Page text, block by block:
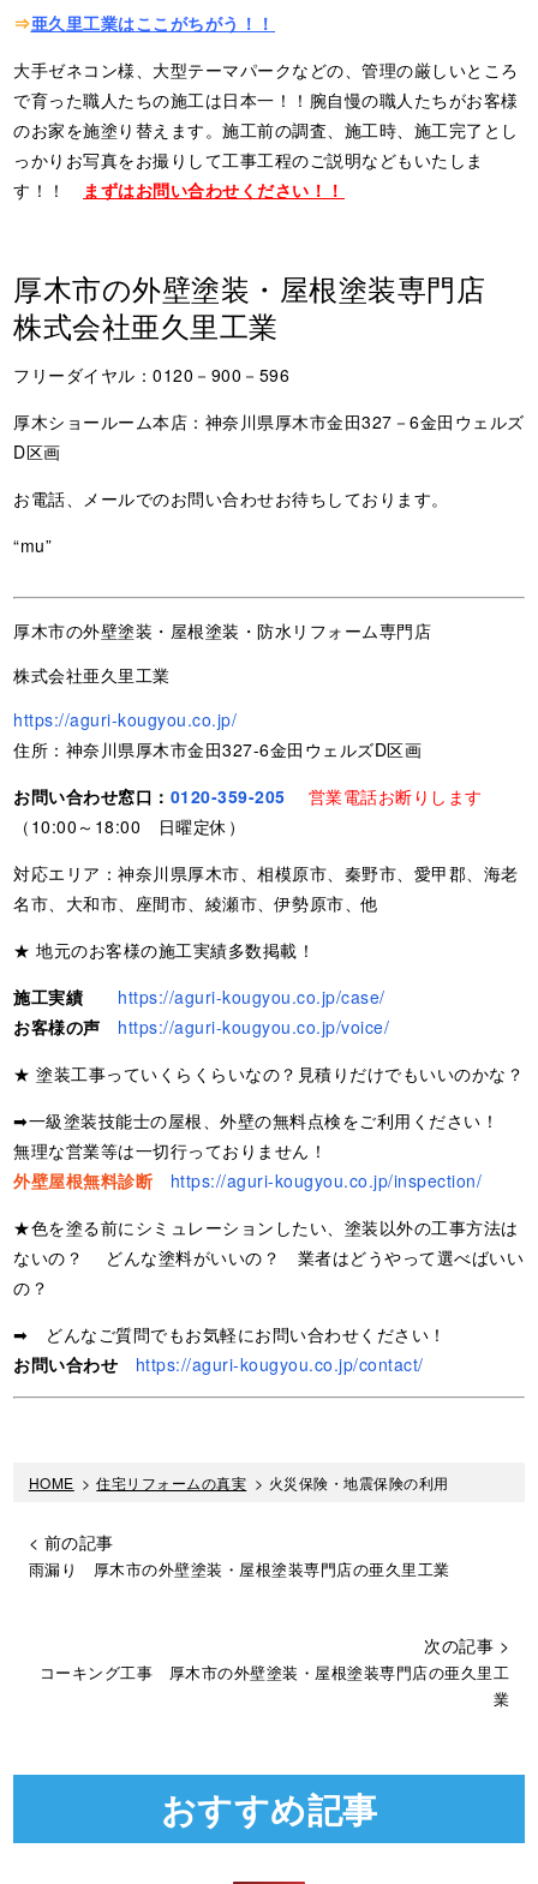
⇒亜久里工業はここがちがう！！
大手ゼネコン様、大型テーマパークなどの、管理の厳しいところ
で育った職人たちの施工は日本一！！腕自慢の職人たちがお客様
のお家を施塗り替えます。施工前の調査、施工時、施工完了とし
っかりお写真をお撮りして工事工程のご説明などもいたしま
す！！
まずはお問い合わせください！！
厚木市の外壁塗装・屋根塗装専門店
株式会社亜久里工業
フリーダイヤル：0120－900－596
厚木ショールーム本店：神奈川県厚木市金田327－6金田ウェルズ
D区画
お電話、メールでのお問い合わせお待ちしております。
“mu”
厚木市の外壁塗装・屋根塗装・防水リフォーム専門店
株式会社亜久里工業
https://aguri-kougyou.co.jp/
住所：神奈川県厚木市金田327-6金田ウェルズD区画
お問い合わせ窓口： 0120-359-205
営業電話お断りします
（10:00～18:00 日曜定休）
対応エリア：神奈川県厚木市、相模原市、秦野市、愛甲郡、海老
名市、大和市、座間市、綾瀬市、伊勢原市、他
★ 地元のお客様の施工実績多数掲載！
施工実績
https://aguri-kougyou.co.jp/case/
お客様の声
https://aguri-kougyou.co.jp/voice/
★ 塗装工事っていくらくらいなの？見積りだけでもいいのかな？
➡一級塗装技能士の屋根、外壁の無料点検をご利用ください！
無理な営業等は一切行っておりません！
外壁屋根無料診断
https://aguri-kougyou.co.jp/inspection/
★色を塗る前にシミュレーションしたい、塗装以外の工事方法は
ないの？ どんな塗料がいいの？ 業者はどうやって選べばいい
の？
➡ どんなご質問でもお気軽にお問い合わせください！
お問い合わせ
https://aguri-kougyou.co.jp/contact/
HOME >住宅リフォームの真実 > 火災保険・地震保険の利用
< 前の記事
雨漏り 厚木市の外壁塗装・屋根塗装専門店の亜久里工業
次の記事 >
コーキング工事 厚木市の外壁塗装・屋根塗装専門店の亜久里工
業
おすすめ記事